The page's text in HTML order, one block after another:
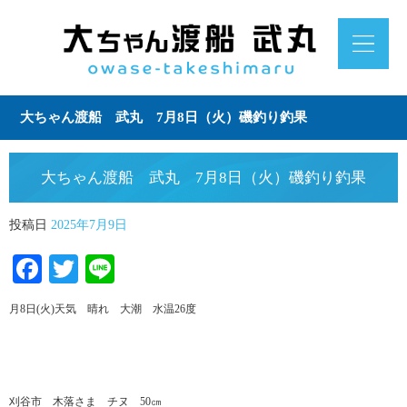
大ちゃん渡船 武丸 7月8日（火）磯釣り釣果
大ちゃん渡船 武丸 7月8日（火）磯釣り釣果
投稿日 2025年7月9日
Facebook
Twitter
月8日(火)天気 晴れ 大潮 水温26度
刈谷市 木落さま チヌ 50㎝